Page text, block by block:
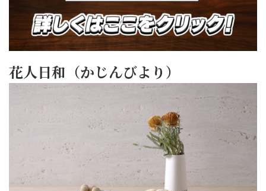
花人日和（かじんびより）